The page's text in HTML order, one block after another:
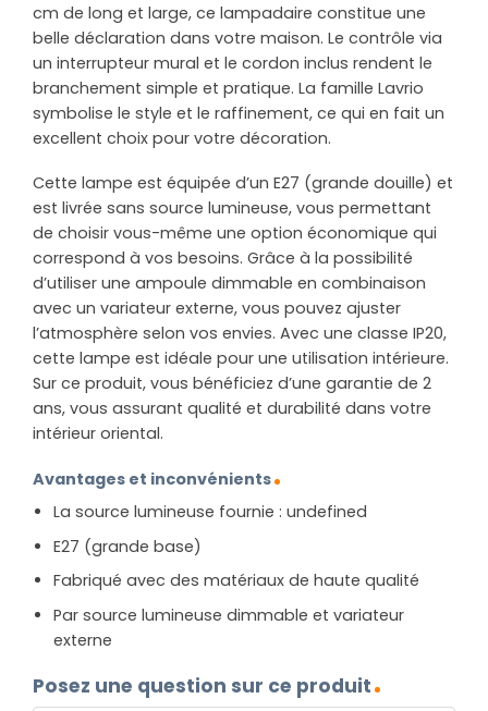
cm de long et large, ce lampadaire constitue une
belle déclaration dans votre maison. Le contrôle via
un interrupteur mural et le cordon inclus rendent le
branchement simple et pratique. La famille Lavrio
symbolise le style et le raffinement, ce qui en fait un
excellent choix pour votre décoration.
Cette lampe est équipée d’un E27 (grande douille) et
est livrée sans source lumineuse, vous permettant
de choisir vous-même une option économique qui
correspond à vos besoins. Grâce à la possibilité
d’utiliser une ampoule dimmable en combinaison
avec un variateur externe, vous pouvez ajuster
l’atmosphère selon vos envies. Avec une classe IP20,
cette lampe est idéale pour une utilisation intérieure.
Sur ce produit, vous bénéficiez d’une garantie de 2
ans, vous assurant qualité et durabilité dans votre
intérieur oriental.
Avantages et inconvénients
La source lumineuse fournie : undefined
E27 (grande base)
Fabriqué avec des matériaux de haute qualité
Par source lumineuse dimmable et variateur
externe
Posez une question sur ce produit